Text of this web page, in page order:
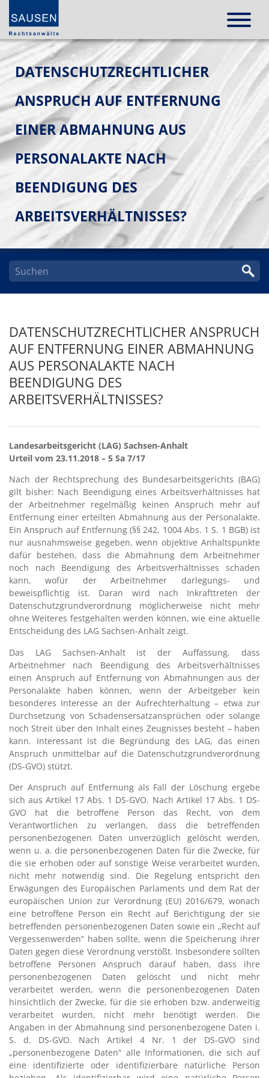
DATENSCHUTZRECHTLICHER
ANSPRUCH AUF ENTFERNUNG
EINER ABMAHNUNG AUS
PERSONALAKTE NACH
BEENDIGUNG DES
ARBEITSVERHÄLTNISSES?
DATENSCHUTZRECHTLICHER ANSPRUCH
AUF ENTFERNUNG EINER ABMAHNUNG
AUS PERSONALAKTE NACH
BEENDIGUNG DES
ARBEITSVERHÄLTNISSES?
Landesarbeitsgericht (LAG) Sachsen-Anhalt
Urteil vom 23.11.2018 – 5 Sa 7/17
Nach der Rechtsprechung des Bundesarbeitsgerichts (BAG)
gilt bisher: Nach Beendigung eines Arbeitsverhältnisses hat
der Arbeitnehmer regelmäßig keinen Anspruch mehr auf
Entfernung einer erteilten Abmahnung aus der Personalakte.
Ein Anspruch auf Entfernung (§§ 242, 1004 Abs. 1 S. 1 BGB) ist
nur ausnahmsweise gegeben, wenn objektive Anhaltspunkte
dafür bestehen, dass die Abmahnung dem Arbeitnehmer
noch nach Beendigung des Arbeitsverhältnisses schaden
kann, wofür der Arbeitnehmer darlegungs- und
beweispflichtig ist. Daran wird nach Inkrafttreten der
Datenschutzgrundverordnung möglicherweise nicht mehr
ohne Weiteres festgehalten werden können, wie eine aktuelle
Entscheidung des LAG Sachsen-Anhalt zeigt.
Das LAG Sachsen-Anhalt ist der Auffassung, dass
Arbeitnehmer nach Beendigung des Arbeitsverhältnisses
einen Anspruch auf Entfernung von Abmahnungen aus der
Personalakte haben können, wenn der Arbeitgeber kein
besonderes Interesse an der Aufrechterhaltung – etwa zur
Durchsetzung von Schadensersatzansprüchen oder solange
noch Streit über den Inhalt eines Zeugnisses besteht – haben
kann. Interessant ist die Begründung des LAG, das einen
Anspruch unmittelbar auf die Datenschutzgrundverordnung
(DS-GVO) stützt.
Der Anspruch auf Entfernung als Fall der Löschung ergebe
sich aus Artikel 17 Abs. 1 DS-GVO. Nach Artikel 17 Abs. 1 DS-
GVO hat die betroffene Person das Recht, von dem
Verantwortlichen zu verlangen, dass die betreffenden
personenbezogenen Daten unverzüglich gelöscht werden,
wenn u. a. die personenbezogenen Daten für die Zwecke, für
die sie erhoben oder auf sonstige Weise verarbeitet wurden,
nicht mehr notwendig sind. Die Regelung entspricht den
Erwägungen des Europäischen Parlaments und dem Rat der
europäischen Union zur Verordnung (EU) 2016/679, wonach
eine betroffene Person ein Recht auf Berichtigung der sie
betreffenden personenbezogenen Daten sowie ein „Recht auf
Vergessenwerden“ haben sollte, wenn die Speicherung ihrer
Daten gegen diese Verordnung verstößt. Insbesondere sollten
betroffene Personen Anspruch darauf haben, dass ihre
personenbezogenen Daten gelöscht und nicht mehr
verarbeitet werden, wenn die personenbezogenen Daten
hinsichtlich der Zwecke, für die sie erhoben bzw. anderweitig
verarbeitet wurden, nicht mehr benötigt werden. Die
Angaben in der Abmahnung sind personenbezogene Daten i.
S. d. DS-GVO. Nach Artikel 4 Nr. 1 der DS-GVO sind
„personenbezogene Daten“ alle Informationen, die sich auf
eine identifizierte oder identifizierbare natürliche Person